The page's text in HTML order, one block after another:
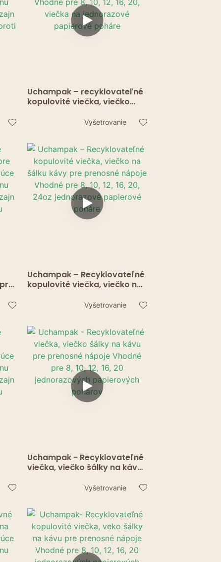
Uchampak – recyklovateľné
kopulovité viečka, viečko
nápoje Vhodné pre 8, 10, 12,
papierové poháre
Vyšetrovanie
Uchampak – Recyklovateľné
kopulovité viečka, viečko na
nápoje Vhodné pre 8, 10, 12,
papierové poháre
Vyšetrovanie
Uchampak - Recyklovateľné
viečka, viečko šálky na kávu
pre 8, 10, 12, 16, 20
pohárov
Vyšetrovanie